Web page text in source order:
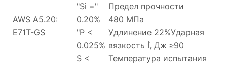
AWS A5.20:
E71T-GS
"Si ="
0.20%
"P <
0.025%
S <
Предел прочности
480 МПа
Удлинение 22%Ударная
вязкость ḟ, Дж ≥90
Температура испытания